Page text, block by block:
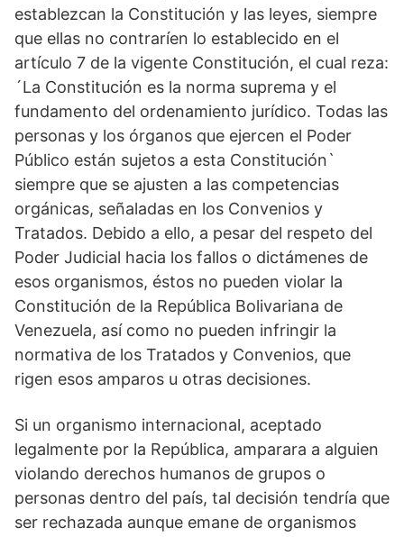
establezcan la Constitución y las leyes, siempre
que ellas no contraríen lo establecido en el
artículo 7 de la vigente Constitución, el cual reza:
´La Constitución es la norma suprema y el
fundamento del ordenamiento jurídico. Todas las
personas y los órganos que ejercen el Poder
Público están sujetos a esta Constitución`
siempre que se ajusten a las competencias
orgánicas, señaladas en los Convenios y
Tratados. Debido a ello, a pesar del respeto del
Poder Judicial hacia los fallos o dictámenes de
esos organismos, éstos no pueden violar la
Constitución de la República Bolivariana de
Venezuela, así como no pueden infringir la
normativa de los Tratados y Convenios, que
rigen esos amparos u otras decisiones.
Si un organismo internacional, aceptado
legalmente por la República, amparara a alguien
violando derechos humanos de grupos o
personas dentro del país, tal decisión tendría que
ser rechazada aunque emane de organismos